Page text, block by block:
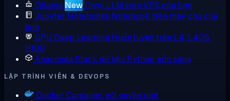
Ollama NewChạy LLM trên VPS của bạn
Jupyter Notebooks Notebook trên máy chủ của
bạn
GPU Deep Learning Huấn luyện trên L4, L40S,
H100
AnacondaStack dữ liệu Python, sẵn sàng
LẬP TRÌNH VIÊN & DEVOPS
Docker Container với quyền root